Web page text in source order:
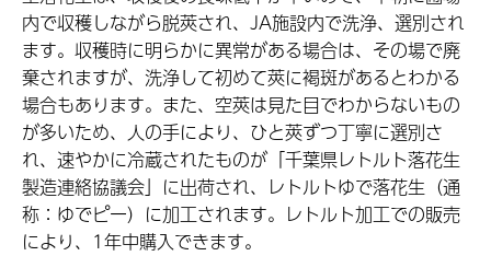
内で収穫しながら脱莢され、JA施設内で洗浄、選別され
ます。収穫時に明らかに異常がある場合は、その場で廃
棄されますが、洗浄して初めて莢に褐斑があるとわかる
場合もあります。また、空莢は見た目でわからないもの
が多いため、人の手により、ひと莢ずつ丁寧に選別さ
れ、速やかに冷蔵されたものが「千葉県レトルト落花生
製造連絡協議会」に出荷され、レトルトゆで落花生（通
称：ゆでピー）に加工されます。レトルト加工での販売
により、1年中購入できます。